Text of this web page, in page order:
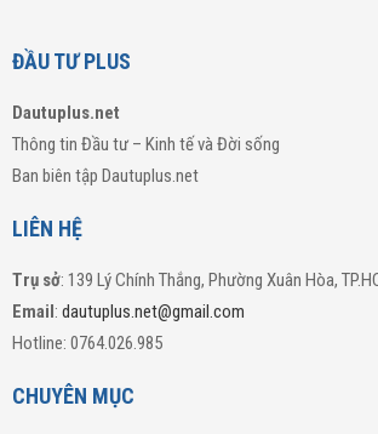
ĐẦU TƯ PLUS
Dautuplus.net
Thông tin Đầu tư – Kinh tế và Đời sống
Ban biên tập Dautuplus.net
LIÊN HỆ
Trụ sở: 139 Lý Chính Thắng, Phường Xuân Hòa,
Email : dautuplus.net@gmail.com
Hotline: 0764.026.985
CHUYÊN MỤC